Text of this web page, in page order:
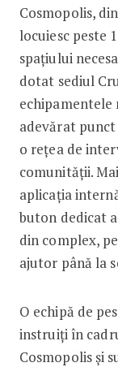
Cosmopolis,
locuiesc peste
spațiului
dotat sediul
echipamentele
adevărat
o rețea de
comunității.
aplicația
buton dedicat
din complex,
ajutor până la
O echipă de
instruiți în
Cosmopolis și